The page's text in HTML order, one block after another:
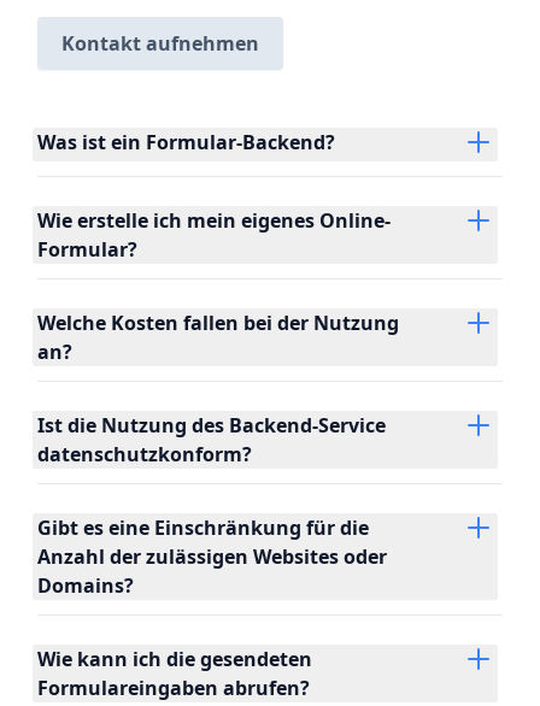
Kontakt aufnehmen
Was ist ein Formular-Backend?
Wie erstelle ich mein eigenes Online-
Formular?
Welche Kosten fallen bei der Nutzung
an?
Ist die Nutzung des Backend-Service
datenschutzkonform?
Gibt es eine Einschränkung für die
Anzahl der zulässigen Websites oder
Domains?
Wie kann ich die gesendeten
Formulareingaben abrufen?